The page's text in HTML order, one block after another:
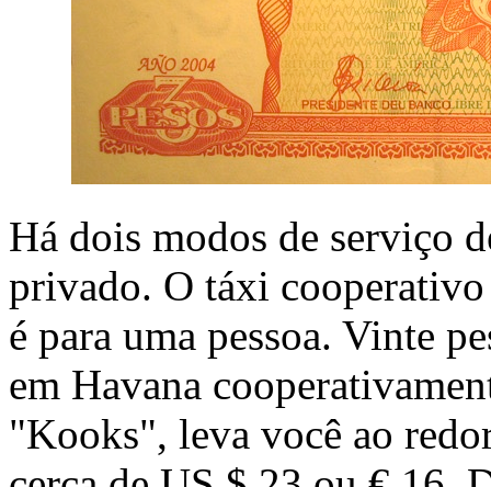
Há dois modos de serviço
privado. O táxi cooperativo
é para uma pessoa. Vinte
em Havana
"Kooks", leva você ao